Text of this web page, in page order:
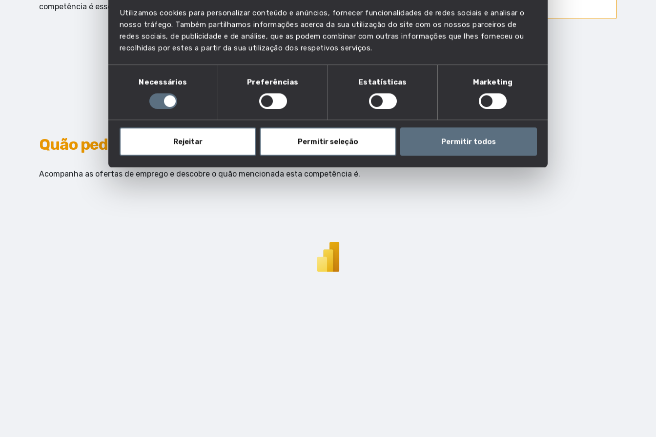
Utilizamos cookies para personalizar conteúdo e anúncios, fornecer funcionalidades de redes sociais e analisar o
nosso tráfego. Também partilhamos informações acerca da sua utilização do site com os nossos parceiros de
redes sociais, de publicidade e de análise, que as podem combinar com outras informações que lhes forneceu ou
recolhidas por estes a partir da sua utilização dos respetivos serviços.
consentimento
Necessários Preferências Estatísticas Marketing
Rejeitar Permitir seleção Permitir todos
competência é essencial.
Quão pedida é esta competência nas ofertas de emprego?
Acompanha as ofertas de emprego e descobre o quão mencionada esta competência é.